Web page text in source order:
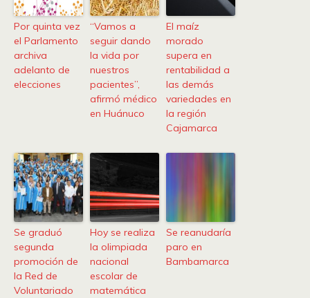
Por quinta vez
el Parlamento
archiva
adelanto de
elecciones
“Vamos a
seguir dando
la vida por
nuestros
pacientes”,
afirmó médico
en Huánuco
El maíz
morado
supera en
rentabilidad a
las demás
variedades en
la región
Cajamarca
Se graduó
segunda
promoción de
la Red de
Voluntariado
Hoy se realiza
la olimpiada
nacional
escolar de
matemática
Se reanudaría
paro en
Bambamarca